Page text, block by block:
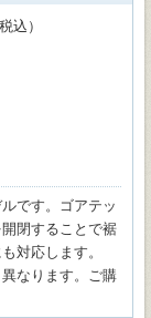
込）
です。ゴアテッ
閉することで裾
対応します。
なります。ご購